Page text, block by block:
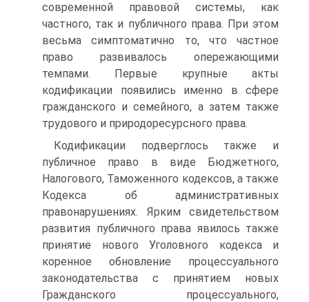
современной правовой системы, как
частного, так и публичного права. При этом
весьма симптоматично то, что частное
право развивалось опережающими
темпами. Первые крупные акты
кодификации появились именно в сфере
гражданского и семейного, а затем также
трудового и природоресурсного права.
Кодификации подверглось также и
публичное право в виде Бюджетного,
Налогового, Таможенного кодексов, а также
Кодекса об административных
правонарушениях. Ярким свидетельством
развития публичного права явилось также
принятие нового Уголовного кодекса и
коренное обновление процессуального
законодательства с принятием новых
Гражданского процессуального,